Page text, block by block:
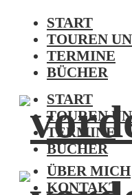
START
TOUREN
TERMINE
BÜCHER
ÜBER MICH
KONTAKT
START
TOUREN
TERMINE
BÜCHER